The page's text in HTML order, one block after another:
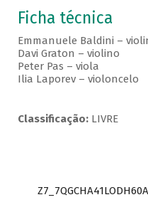
Ficha técnica
Emmanuele Baldini –
Davi Graton – violino
Peter Pas – viola
Ilia Laporev – violoncelo
Classificação:LIVRE